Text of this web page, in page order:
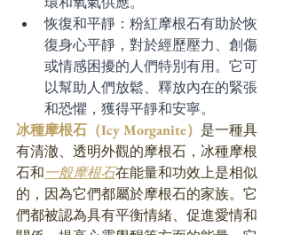
恢復和平靜：粉紅摩根石有助於恢
復身心平靜，對於經歷壓力、創傷
或情感困擾的人們特別有用。它可
以幫助人們放鬆、釋放內在的緊張
和恐懼，獲得平靜和安寧。
冰種摩根石（Icy Morganite） 是一種具
有清澈、透明外觀的摩根石，冰種摩根
石和一般摩根石在能量和功效上是相似
的，因為它們都屬於摩根石的家族。它
們都被認為具有平衡情緒、促進愛情和